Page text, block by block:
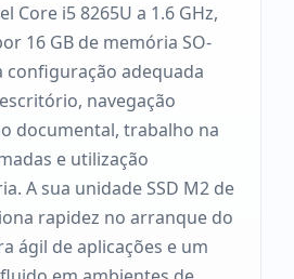
Core i5 8265U a 1.6 GHz,
16 GB de memória SO-
configuração adequada
navegação
documental, trabalho na
e utilização
A sua unidade SSD M2 de
rapidez no arranque do
ágil de aplicações e um